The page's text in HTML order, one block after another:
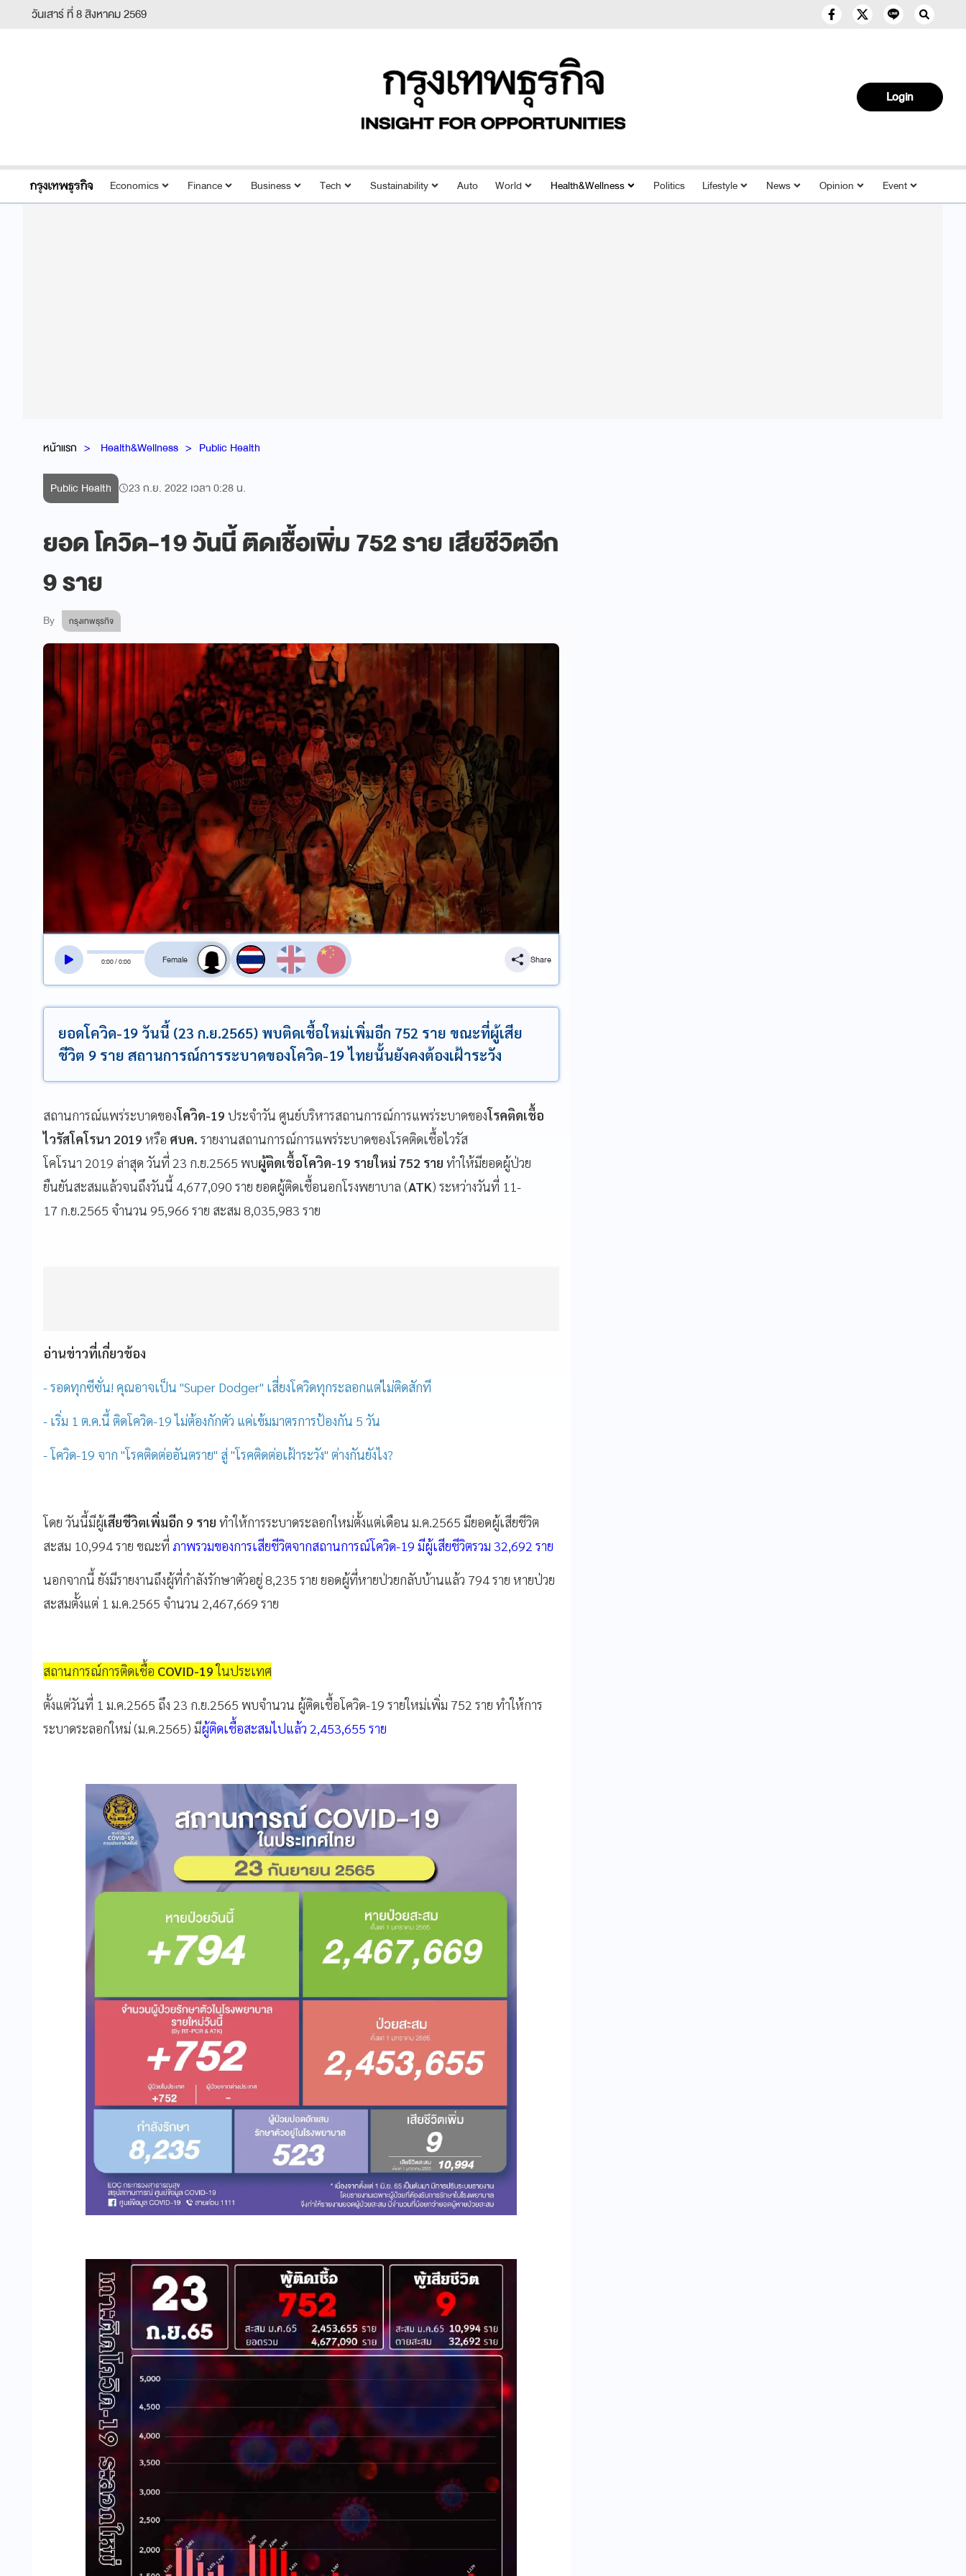
วันเสาร์ ที่ 8 สิงหาคม 2569
Login
Economics Finance Business Tech Sustainability Auto World Health&Wellness Politics Lifestyle News Opinion Event
หน้าแรก Health&Wellness Public Health
Public Health 23 ก.ย. 2022 เวลา 0:28 น.
ยอด โควิด-19 วันนี้ ติดเชื้อเพิ่ม 752 ราย เสียชีวิตอีก
9 ราย
By กรุงเทพธุรกิจ
0:00/0:00
สลับเสียงอ่าน
Share
ยอดโควิด-19 วันนี้ (23 ก.ย.2565) พบติดเชื้อใหม่เพิ่มอีก 752 ราย ขณะที่ผู้เสีย
ชีวิต 9 ราย สถานการณ์การระบาดของโควิด-19 ไทยนั้นยังคงต้องเฝ้าระวัง
สถานการณ์แพร่ระบาดของโควิด-19 ประจำวัน ศูนย์บริหารสถานการณ์การแพร่ระบาดของโรคติดเชื้อ
ไวรัสโคโรนา 2019 หรือ ศบค. รายงานสถานการณ์การแพร่ระบาดของโรคติดเชื้อไวรัส
โคโรนา 2019 ล่าสุด วันที่ 23 ก.ย.2565 พบผู้ติดเชื้อโควิด-19 รายใหม่ 752 ราย ทำให้มียอดผู้ป่วย
ยืนยันสะสมแล้วจนถึงวันนี้ 4,677,090 ราย ยอดผู้ติดเชื้อนอกโรงพยาบาล (ATK) ระหว่างวันที่ 11-
17 ก.ย.2565 จำนวน 95,966 ราย สะสม 8,035,983 ราย
อ่านข่าวที่เกี่ยวข้อง
- รอดทุกซีซั่น! คุณอาจเป็น "Super Dodger" เสี่ยงโควิดทุกระลอกแต่ไม่ติดสักที
- เริ่ม 1 ต.ค.นี้ ติดโควิด-19 ไม่ต้องกักตัว แค่เข้มมาตรการป้องกัน 5 วัน
- โควิด-19 จาก "โรคติดต่ออันตราย" สู่ "โรคติดต่อเฝ้าระวัง" ต่างกันยังไง?
โดย วันนี้มีผู้เสียชีวิตเพิ่มอีก 9 ราย ทำให้การระบาดระลอกใหม่ตั้งแต่เดือน ม.ค.2565 มียอดผู้เสียชีวิต
สะสม 10,994 ราย ขณะที่ ภาพรวมของการเสียชีวิตจากสถานการณ์โควิด-19 มีผู้เสียชีวิตรวม 32,692 ราย
นอกจากนี้ ยังมีรายงานถึงผู้ที่กำลังรักษาตัวอยู่ 8,235 ราย ยอดผู้ที่หายป่วยกลับบ้านแล้ว 794 ราย หายป่วย
สะสมตั้งแต่ 1 ม.ค.2565 จำนวน 2,467,669 ราย
สถานการณ์การติดเชื้อ COVID-19ในประเทศ
ตั้งแต่วันที่ 1 ม.ค.2565 ถึง 23 ก.ย.2565 พบจำนวน ผู้ติดเชื้อโควิด-19 รายใหม่เพิ่ม 752 ราย ทำให้การ
ระบาดระลอกใหม่ (ม.ค.2565) มีผู้ติดเชื้อสะสมไปแล้ว 2,453,655 ราย